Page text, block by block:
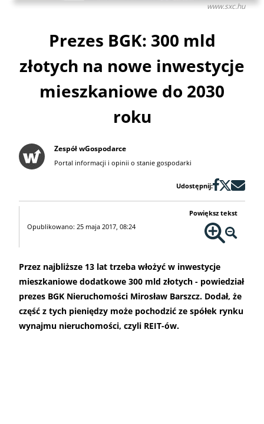
www.sxc.hu
Prezes BGK: 300 mld
złotych na nowe inwestycje
mieszkaniowe do 2030
roku
Zespół wGospodarce
Portal informacji i opinii o stanie gospodarki
Udostępnij:
Opublikowano: 25 maja 2017, 08:24
Powiększ tekst
Przez najbliższe 13 lat trzeba włożyć w inwestycje
mieszkaniowe dodatkowe 300 mld złotych - powiedział
prezes BGK Nieruchomości Mirosław Barszcz. Dodał, że
część z tych pieniędzy może pochodzić ze spółek rynku
wynajmu nieruchomości, czyli REIT-ów.